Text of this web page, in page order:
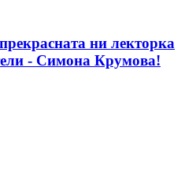
ни лекторка
- Симона Крумова!